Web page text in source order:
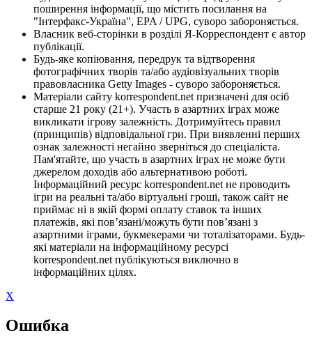
поширення інформації, що містить посилання на
"Інтерфакс-Україна", EPA / UPG, суворо забороняється.
Власник веб-сторінки в розділі Я-Корреспондент є автор
публікації.
Будь-яке копіювання, передрук та відтворення
фотографічних творів та/або аудіовізуальних творів
правовласника Getty Images - суворо забороняється.
Матеріали сайту korrespondent.net призначені для осіб
старше 21 року (21+). Участь в азартних іграх може
викликати ігрову залежність. Дотримуйтесь правил
(принципів) відповідальної гри. При виявленні перших
ознак залежності негайно зверніться до спеціаліста.
Пам'ятайте, що участь в азартних іграх не може бути
джерелом доходів або альтернативою роботі.
Інформаційний ресурс korrespondent.net не проводить
ігри на реальні та/або віртуальні гроші, також сайт не
приймає ні в якій формі оплату ставок та інших
платежів, які пов’язані/можуть бути пов’язані з
азартними іграми, букмекерами чи тоталізаторами. Будь-
які матеріали на інформаційному ресурсі
korrespondent.net публікуються виключно в
інформаційних цілях.
X
Ошибка